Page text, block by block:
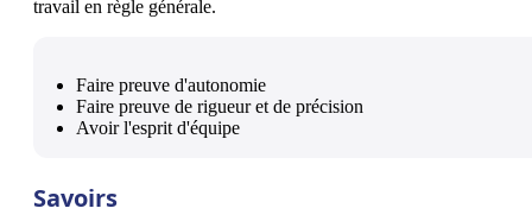
travail en règle générale.
Faire preuve d'autonomie
Faire preuve de rigueur et de précision
Avoir l'esprit d'équipe
Savoirs